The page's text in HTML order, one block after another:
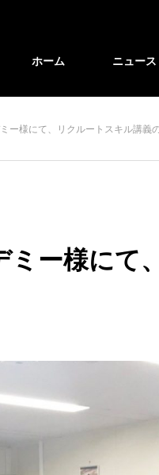
ホーム ニュース
ー様にて、リクルートスキル講義
ー様にて